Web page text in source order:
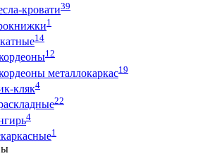
кровати39
1
14
12
металлокаркас19
кляк4
22
4
1